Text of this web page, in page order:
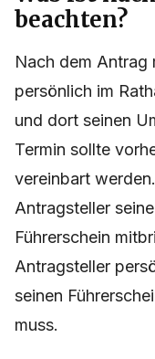
beachten?
Nach dem Antrag
persönlich im
und dort seinen
Termin sollte
vereinbart
Antragsteller
Führerschein
Antragsteller
seinen
muss.